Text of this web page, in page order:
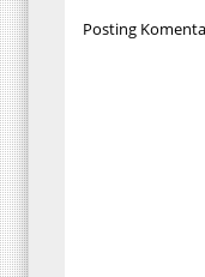
Posting